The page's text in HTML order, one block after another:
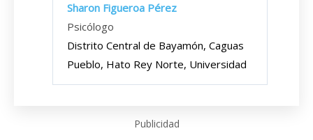
Sharon Figueroa Pérez
Psicólogo
Distrito Central de Bayamón, Caguas
Pueblo, Hato Rey Norte, Universidad
Publicidad